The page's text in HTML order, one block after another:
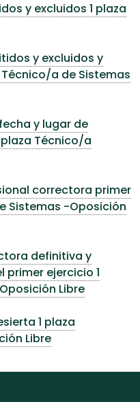
y excluidos 1 plaza
y excluidos y
a de Sistemas
y lugar de
Técnico/a
correctora primer
Sistemas -Oposición
definitiva y
ejercicio 1
Libre
1 plaza
Libre